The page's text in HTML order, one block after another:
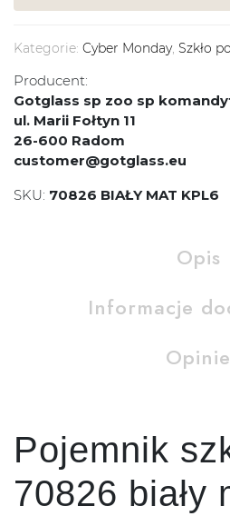
Kategorie: Cyber Monday, Szkło
Producent:
Gotglass sp zoo sp
ul. Marii Fołtyn 11
26-600 Radom
customer@gotglass.eu
SKU: 70826 BIAŁY MAT KPL6
Opis
Informacje
Opinie
Pojemnik
70826 biały